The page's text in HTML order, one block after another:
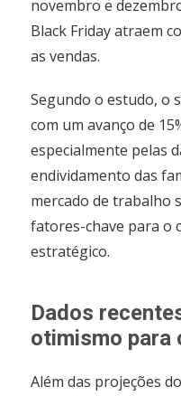
novembro e
Black Friday atraem
as vendas.
Segundo o estudo, o
com um avanço de
especialmente pelas
endividamento das
mercado de trabalho
fatores-chave para o
estratégico.
Dados
otimismo para
Além das projeções